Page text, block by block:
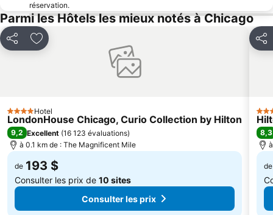
The Chicago Theatre
Andersonville
Woodfield Mall
Tour du John Hancock Center
Historic Chicago Loop Skyscrapers
111 South Wacker Drive
680 N Lake Shore Drive
Medical Village
Chinatown
réservation.
Parmi les Hôtels les mieux notés à Chicago
PartagerAjouter à mes favoris
4 ÉtoilesHotel
LondonHouse Chicago, Curio Collection by Hilton
9,2 Excellent (16 123 évaluations)
à 0.1 km de : The Magnificent Mile
de 193 $
Consulter les prix de 10 sites
Consulter les prix
4
8,3
de